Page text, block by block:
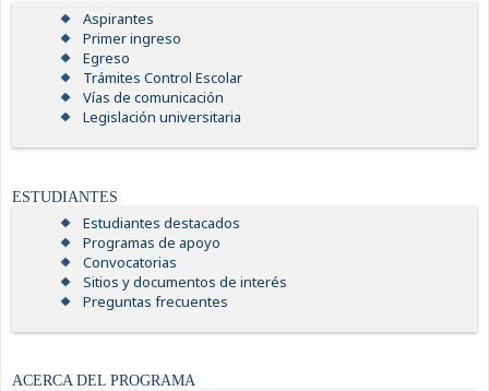
Aspirantes
Primer ingreso
Egreso
Trámites Control Escolar
Vías de comunicación
Legislación universitaria
ESTUDIANTES
Estudiantes destacados
Programas de apoyo
Convocatorias
Sitios y documentos de interés
Preguntas frecuentes
ACERCA DEL PROGRAMA